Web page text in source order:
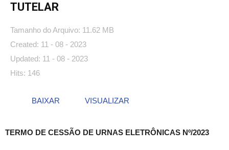
TUTELAR
Tamanho do Arquivo: 11.62 MB
Created: 11 - 08 - 2023
Updated: 11 - 08 - 2023
Hits: 146
BAIXAR VISUALIZAR
TERMO DE CESSÃO DE URNAS ELETRÔNICAS Nº/2023